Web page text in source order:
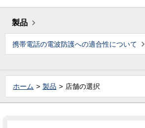
製品
携帯電話の電波防護への適合性について
ホーム 製品 店舗の選択